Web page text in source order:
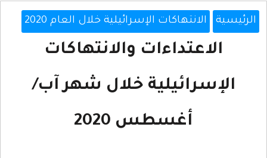
الرئيسية الانتهاكات الإسرائيلية خلال العام 2020
الاعتداءات والانتهاكات
الإسرائيلية خلال شهر آب/
أغسطس 2020